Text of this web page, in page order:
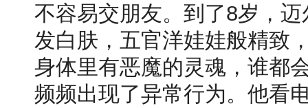
不容易交朋友。到了8岁，
发白肤，五官洋娃娃般精致
身体里有恶魔的灵魂，谁都
频频出现了异常行为。他看